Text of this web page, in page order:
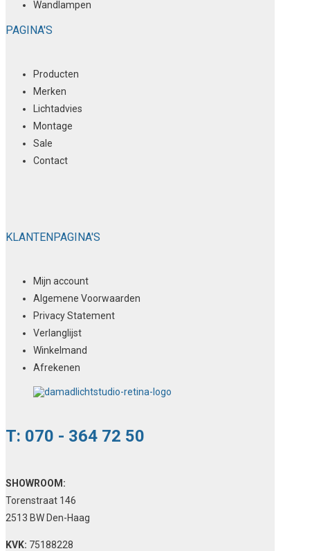
Wandlampen
PAGINA'S
Producten
Merken
Lichtadvies
Montage
Sale
Contact
KLANTENPAGINA'S
Mijn account
Algemene Voorwaarden
Privacy Statement
Verlanglijst
Winkelmand
Afrekenen
T: 070 - 364 72 50
SHOWROOM:
Torenstraat 146
2513 BW Den-Haag
KVK: 75188228